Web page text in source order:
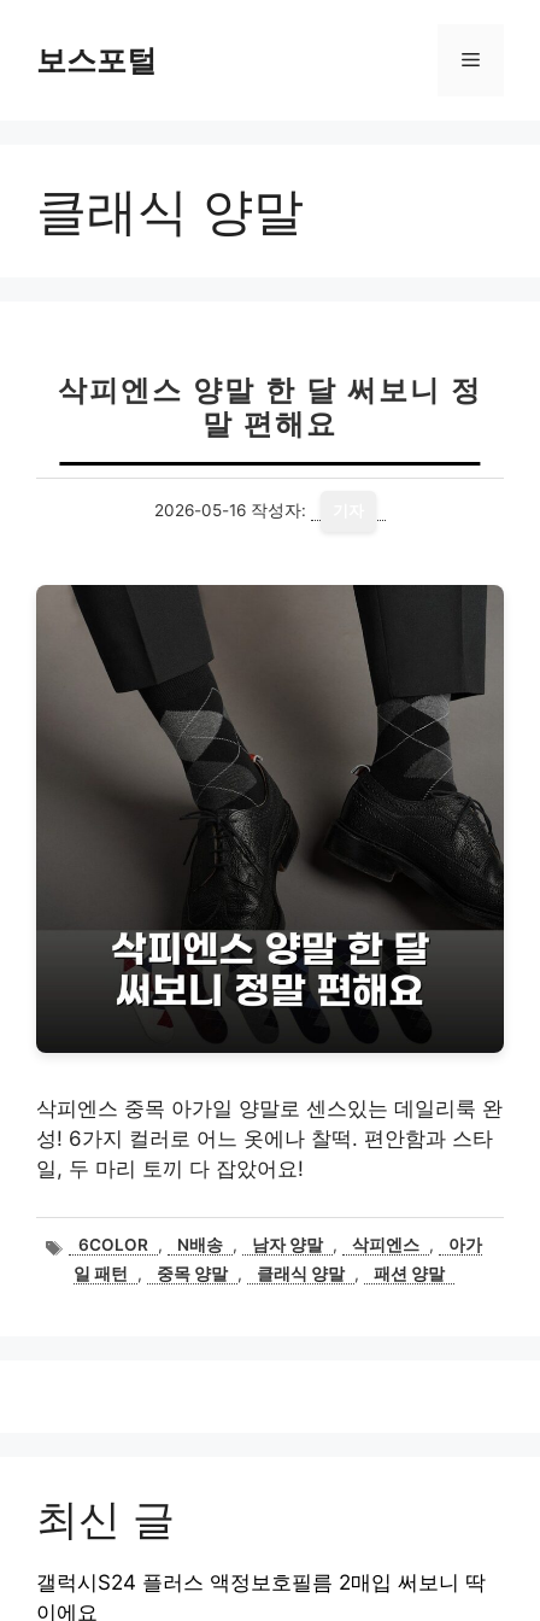
보스포털 메
클래식 양말
삭피엔스 양말 한 달 써보니 정
말 편해요
2026-05-16 작성자:
삭피엔스 중목 아가일 양말로 센스있는 데일리룩 완
성! 6가지 컬러로 어느 옷에나 찰떡. 편안함과 스타
일, 두 마리 토끼 다 잡았어요!
태
그
6COLOR , N배송 , 남자 양말 , 삭피엔스 ,
아가
일 패턴
, 중목 양말 , 클래식 양말 , 패션 양말
최신 글
갤럭시S24 플러스 액정보호필름 2매입 써보니 딱
이에요